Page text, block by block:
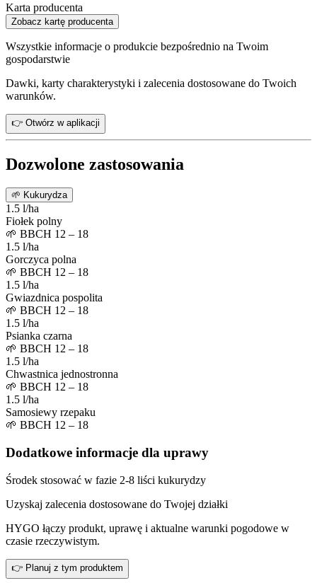
Karta producenta
Zobacz kartę producenta
Wszystkie informacje o produkcie bezpośrednio na Twoim
gospodarstwie
Dawki, karty charakterystyki i zalecenia dostosowane do Twoich
warunków.
👉 Otwórz w aplikacji
Dozwolone zastosowania
🌱 Kukurydza
1.5 l/ha
Fiołek polny
🌱 BBCH 12 – 18
1.5 l/ha
Gorczyca polna
🌱 BBCH 12 – 18
1.5 l/ha
Gwiazdnica pospolita
🌱 BBCH 12 – 18
1.5 l/ha
Psianka czarna
🌱 BBCH 12 – 18
1.5 l/ha
Chwastnica jednostronna
🌱 BBCH 12 – 18
1.5 l/ha
Samosiewy rzepaku
🌱 BBCH 12 – 18
Dodatkowe informacje dla uprawy
Środek stosować w fazie 2-8 liści kukurydzy
Uzyskaj zalecenia dostosowane do Twojej działki
HYGO łączy produkt, uprawę i aktualne warunki pogodowe w
czasie rzeczywistym.
👉 Planuj z tym produktem